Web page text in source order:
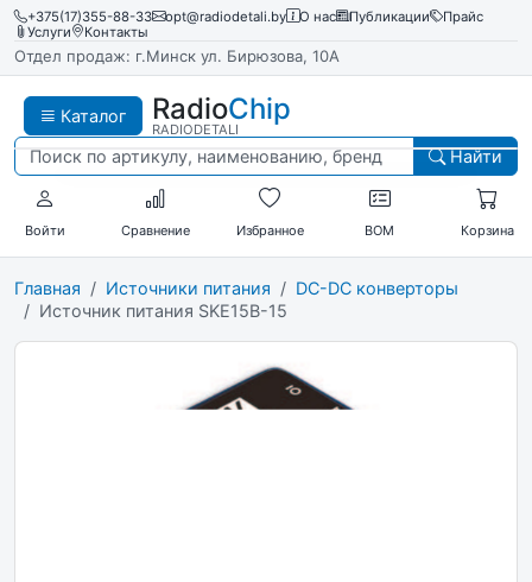
+375(17)355-88-33 opt@radiodetali.by О нас Публикации
Прайс
Услуги
Контакты
Отдел продаж: г.Минск ул. Бирюзова, 10А
Каталог RadioChip
RADIODETALI
Найти
Войти Сравнение Избранное BOM Корзина
Главная Источники питания
DC-DC конверторы
Источник питания SKE15B-15